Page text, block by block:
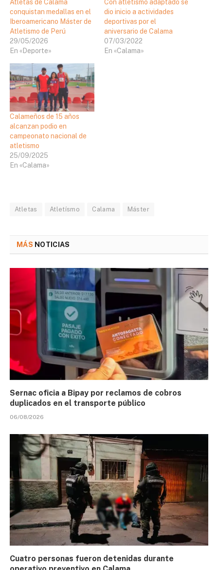
Atletas de Calama
conquistan medallas en el
Iberoamericano Máster de
Atletismo de Perú
29/05/2026
En «Deporte»
Con atletismo adaptado se
dio inicio a actividades
deportivas por el
aniversario de Calama
07/03/2022
En «Calama»
Calameños de 15 años
alcanzan podio en
campeonato nacional de
atletismo
25/09/2025
En «Calama»
Atletas Atletísmo Calama Máster
MÁS NOTICIAS
Sernac oficia a Bipay por reclamos de cobros
duplicados en el transporte público
06/08/2026
Cuatro personas fueron detenidas durante